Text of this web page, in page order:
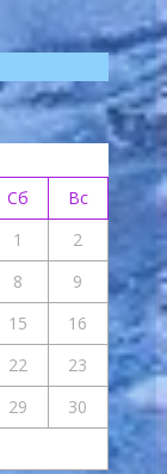
Сб
Вс
1
2
8
9
15
16
22
23
29
30